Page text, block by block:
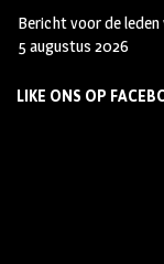
Bericht voor de leden
5 augustus 2026
LIKE ONS OP